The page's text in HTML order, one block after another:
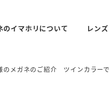
のイマホリについて レンズ
のメガネのご紹介 ツインカラー